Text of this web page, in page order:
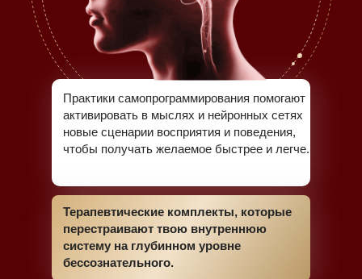
Практики самопрограммирования помогают
активировать в мыслях и нейронных сетях
новые сценарии восприятия и поведения,
чтобы получать желаемое быстрее и легче.
Терапевтические комплекты, которые
перестраивают твою внутреннюю
систему на глубинном уровне
бессознательного.